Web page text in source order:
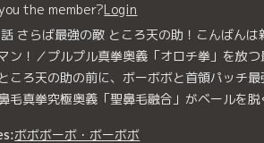
the member?Login
さらば最強の敵 ところ天の助！こんばんは
ン！／プルプル真拳奥義「オロチ拳」を放つ
ころ天の助の前に、ボーボボと首領パッチ最
毛真拳究極奥義「聖鼻毛融合」がベールを脱
ボボボーボ・ボーボボ